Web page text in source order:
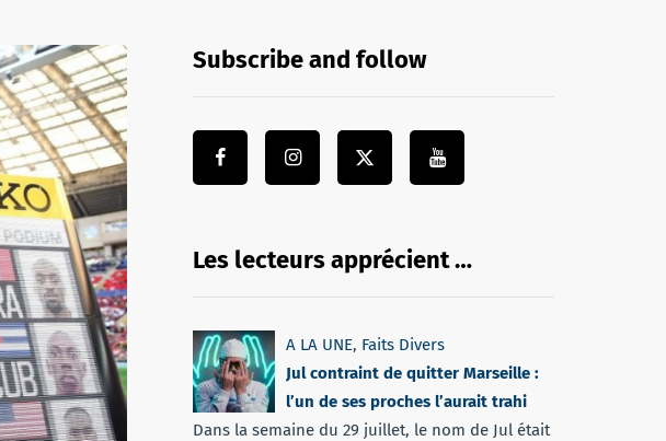
Subscribe and follow
Les lecteurs apprécient …
A LA UNE, Faits Divers
Jul contraint de quitter Marseille :
l’un de ses proches l’aurait trahi
Dans la semaine du 29 juillet, le nom de Jul était